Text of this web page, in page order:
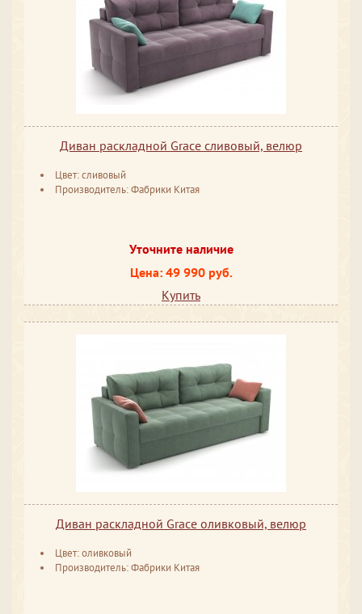
Диван раскладной Grace сливовый, велюр
Цвет: сливовый
Производитель: Фабрики Китая
Уточните наличие
Цена: 49 990 руб.
Купить
Диван раскладной Grace оливковый, велюр
Цвет: оливковый
Производитель: Фабрики Китая